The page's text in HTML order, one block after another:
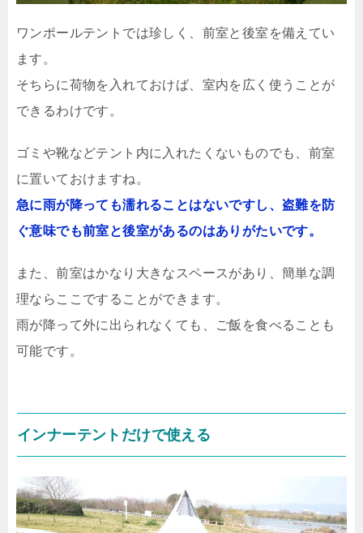
ワンポールテントでは珍しく、前室と後室を備えてい
ます。
そちらに荷物を入れておけば、室内を広く使うことが
できるわけです。
ゴミや靴などテント内に入れたくないものでも、前室
に置いておけますね。
急に雨が降っても濡れることはないですし、盗難を防
ぐ意味でも前室と後室があるのはありがたいです。
また、前室はかなり大きなスペースがあり、簡単な調
理ならここですることができます。
雨が降って外に出られなくても、ご飯を食べることも
可能です。
インナーテントだけで使える